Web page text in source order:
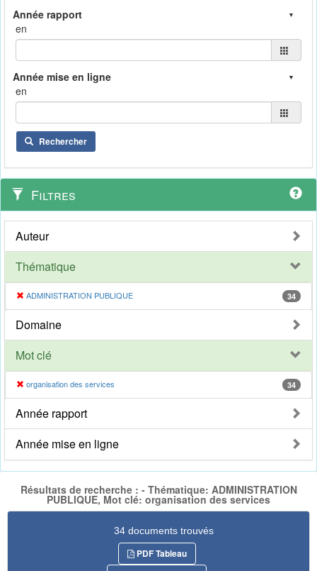
en
en
Rechercher
Filtres
Auteur
Thématique
ADMINISTRATION PUBLIQUE 34
Domaine
Mot clé
organisation des services 34
Année rapport
Année mise en ligne
Résultats de recherche : - Thématique: ADMINISTRATION
PUBLIQUE, Mot clé: organisation des services
34 documents trouvés
PDF Tableau